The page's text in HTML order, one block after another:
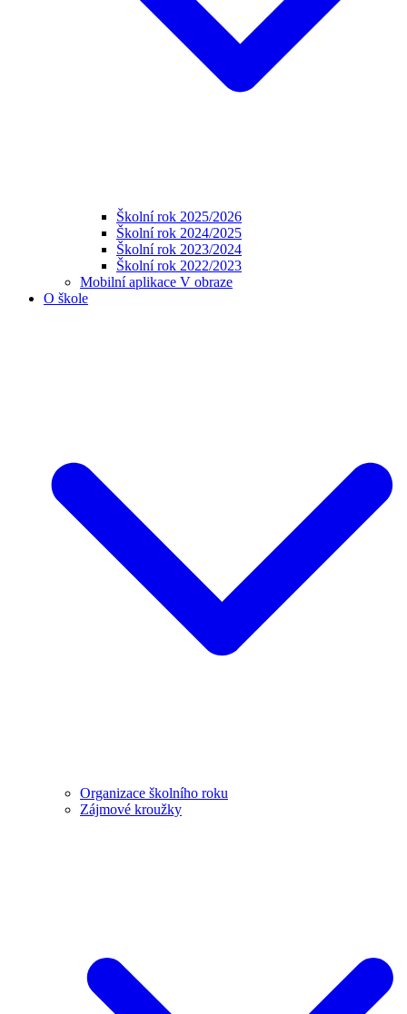
Školní rok 2025/2026
Školní rok 2024/2025
Školní rok 2023/2024
Školní rok 2022/2023
Mobilní aplikace V obraze
O škole
Organizace školního roku
Zájmové kroužky